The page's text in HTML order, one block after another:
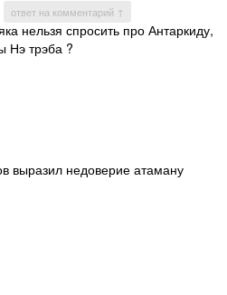
ответ на комментарий ↑
нельзя спросить про Антаркиду,
Нэ трэба ?
выразил недоверие атаману